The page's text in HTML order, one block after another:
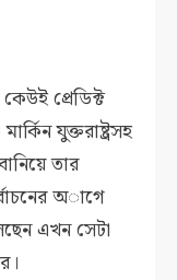
প্রেডিক্ট
যুক্তরাষ্ট্রসহ
তার
অাগে
এখন সেটা